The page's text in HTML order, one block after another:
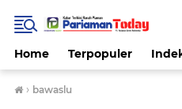
Home Terpopuler
› bawaslu